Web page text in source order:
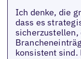
Ich denke, die
dass es
sicherzustellen,
konsistent sind.